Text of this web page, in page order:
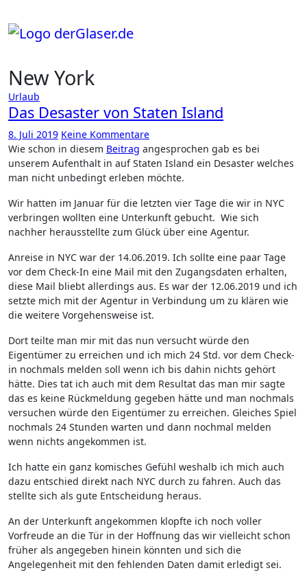
Inhalt
springen
New York
Urlaub
Das Desaster von Staten Island
8. Juli 2019 Keine Kommentare
Wie schon in diesem Beitrag angesprochen gab es bei
unserem Aufenthalt in auf Staten Island ein Desaster welches
man nicht unbedingt erleben möchte.
Wir hatten im Januar für die letzten vier Tage die wir in NYC
verbringen wollten eine Unterkunft gebucht. Wie sich
nachher herausstellte zum Glück über eine Agentur.
Anreise in NYC war der 14.06.2019. Ich sollte eine paar Tage
vor dem Check-In eine Mail mit den Zugangsdaten erhalten,
diese Mail bliebt allerdings aus. Es war der 12.06.2019 und ich
setzte mich mit der Agentur in Verbindung um zu klären wie
die weitere Vorgehensweise ist.
Dort teilte man mir mit das nun versucht würde den
Eigentümer zu erreichen und ich mich 24 Std. vor dem Check-
in nochmals melden soll wenn ich bis dahin nichts gehört
hätte. Dies tat ich auch mit dem Resultat das man mir sagte
das es keine Rückmeldung gegeben hätte und man nochmals
versuchen würde den Eigentümer zu erreichen. Gleiches Spiel
nochmals 24 Stunden warten und dann nochmal melden
wenn nichts angekommen ist.
Ich hatte ein ganz komisches Gefühl weshalb ich mich auch
dazu entschied direkt nach NYC durch zu fahren. Auch das
stellte sich als gute Entscheidung heraus.
An der Unterkunft angekommen klopfte ich noch voller
Vorfreude an die Tür in der Hoffnung das wir vielleicht schon
früher als angegeben hinein könnten und sich die
Angelegenheit mit den fehlenden Daten damit erledigt sei.